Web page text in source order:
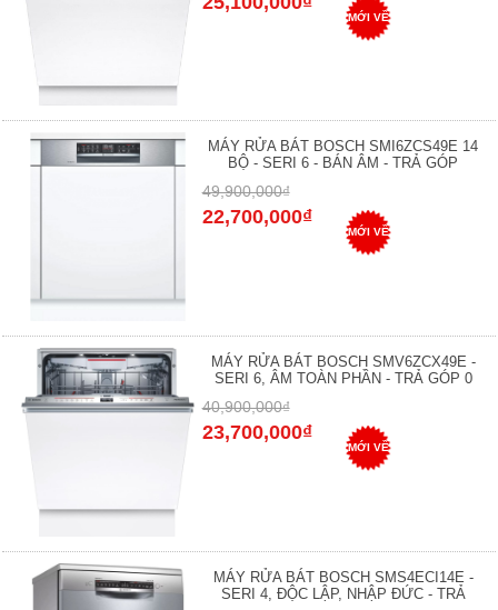
MỚI VỀ
MÁY RỬA BÁT BOSCH SMI6ZCS49E 14
BỘ - SERI 6 - BÁN ÂM - TRẢ GÓP
49,900,000₫
22,700,000₫
MỚI VỀ
MÁY RỬA BÁT BOSCH SMV6ZCX49E -
SERI 6, ÂM TOÀN PHẦN - TRẢ GÓP 0
40,900,000₫
23,700,000₫
MỚI VỀ
MÁY RỬA BÁT BOSCH SMS4ECI14E -
SERI 4, ĐỘC LẬP, NHẬP ĐỨC - TRẢ